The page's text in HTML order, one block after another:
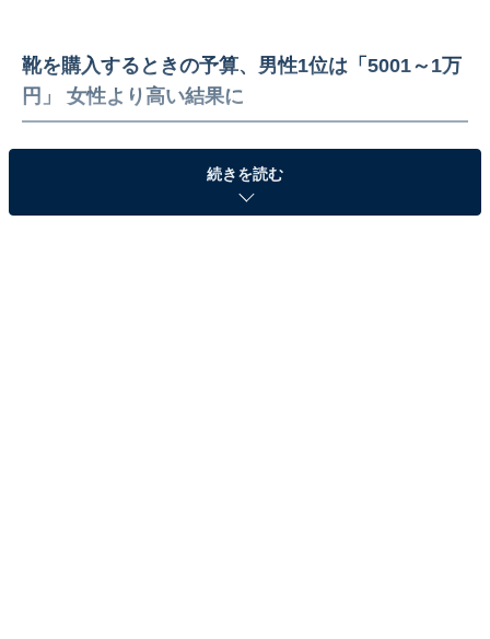
靴を購入するときの予算、男性1位は「5001～1万
円」 女性より高い結果に
続きを読む